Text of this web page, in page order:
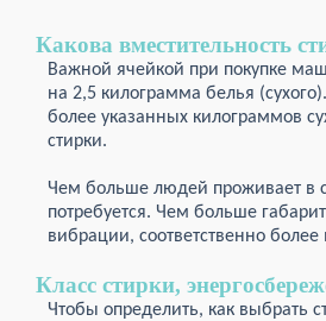
Какова вместительность
Важной ячейкой при покупке
на 2,5 килограмма белья
более указанных килограммов
стирки.
Чем больше людей проживает в
потребуется. Чем больше
вибрации, соответственно
Класс стирки,
Чтобы определить, как выбрать